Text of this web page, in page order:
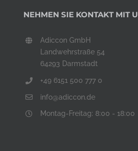
NEHMEN SIE KONTAKT MIT
Adiccon GmbH
Landwehrstraße 54
64293 Darmstadt
+49 6151 500 777 0
info@adiccon.de
Montag-Freitag: 8:00 - 18:00